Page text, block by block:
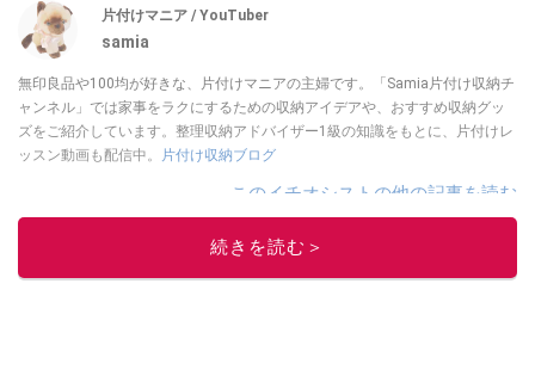
片付けマニア / YouTuber
samia
無印良品や100均が好きな、片付けマニアの主婦です。「Samia片付け収納チ
ャンネル」では家事をラクにするための収納アイデアや、おすすめ収納グッ
ズをご紹介しています。整理収納アドバイザー1級の知識をもとに、片付けレ
ッスン動画も配信中。
片付け収納ブログ
このイチオシストの他の記事を読む
続きを読む＞